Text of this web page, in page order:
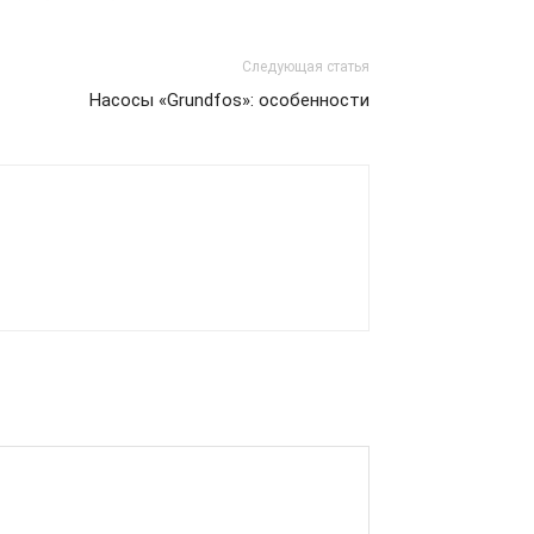
Следующая статья
Насосы «Grundfos»: особенности